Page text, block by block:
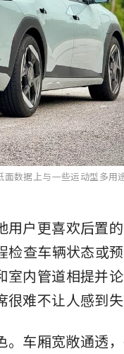
面数据上与一些运动型多
用户更喜欢后置
查车辆状态或
室内管道相提并
很难不让人感到
。车厢宽敞通透